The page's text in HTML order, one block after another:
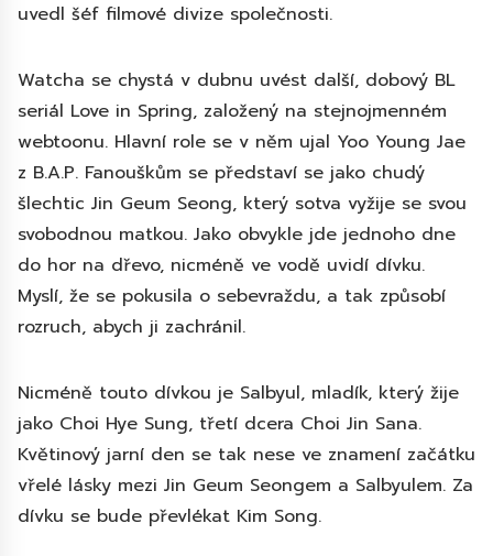
uvedl šéf filmové divize společnosti.
Watcha se chystá v dubnu uvést další, dobový BL
seriál Love in Spring, založený na stejnojmenném
webtoonu. Hlavní role se v něm ujal Yoo Young Jae
z B.A.P. Fanouškům se představí se jako chudý
šlechtic Jin Geum Seong, který sotva vyžije se svou
svobodnou matkou. Jako obvykle jde jednoho dne
do hor na dřevo, nicméně ve vodě uvidí dívku.
Myslí, že se pokusila o sebevraždu, a tak způsobí
rozruch, abych ji zachránil.
Nicméně touto dívkou je Salbyul, mladík, který žije
jako Choi Hye Sung, třetí dcera Choi Jin Sana.
Květinový jarní den se tak nese ve znamení začátku
vřelé lásky mezi Jin Geum Seongem a Salbyulem. Za
dívku se bude převlékat Kim Song.